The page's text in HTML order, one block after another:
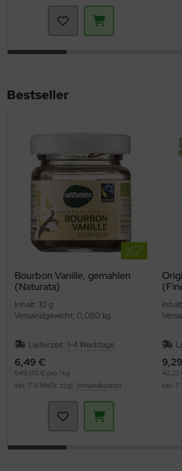
Bestseller
Bourbon Vanille, gemahlen
(Naturata)
Inhalt: 10 g
Versandgewicht: 0,080 kg
Lieferzeit: 1-4 Werktage
6,49 €
649,00 € pro 1 kg
inkl. 7 % MwSt. zzgl. Versandkosten
42,23
inkl. 7